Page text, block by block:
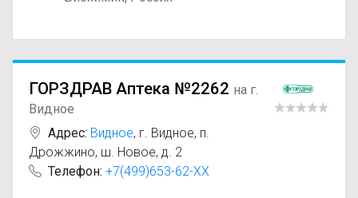
ГОРЗДРАВ Аптека №2262 на г.
Видное
Адрес: Видное, г. Видное, п.
Дрожжино, ш. Новое, д. 2
Телефон: +7(499)653-62-XX